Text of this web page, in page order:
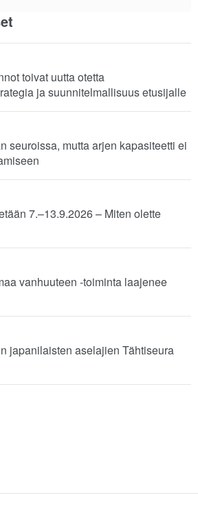
toivat uutta otetta
ja suunnitelmallisuus etusijalle
seuroissa, mutta arjen kapasiteetti ei
7.–13.9.2026 – Miten olette
vanhuuteen -toiminta laajenee
japanilaisten aselajien Tähtiseura